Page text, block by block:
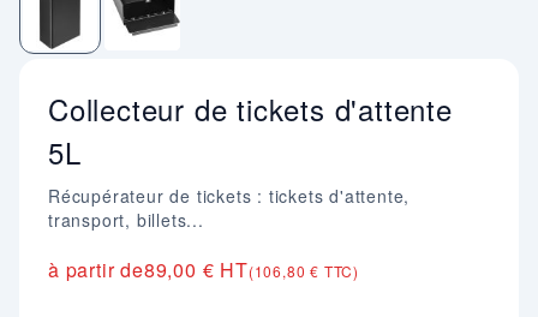
Collecteur de tickets d'attente
5L
Récupérateur de tickets : tickets d'attente,
transport, billets...
à partir de89,00 € HT(106,80 € TTC)